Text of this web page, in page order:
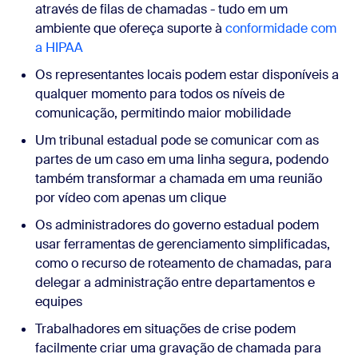
através de filas de chamadas - tudo em um
ambiente que ofereça suporte à conformidade com
a HIPAA
Os representantes locais podem estar disponíveis a
qualquer momento para todos os níveis de
comunicação, permitindo maior mobilidade
Um tribunal estadual pode se comunicar com as
partes de um caso em uma linha segura, podendo
também transformar a chamada em uma reunião
por vídeo com apenas um clique
Os administradores do governo estadual podem
usar ferramentas de gerenciamento simplificadas,
como o recurso de roteamento de chamadas, para
delegar a administração entre departamentos e
equipes
Trabalhadores em situações de crise podem
facilmente criar uma gravação de chamada para